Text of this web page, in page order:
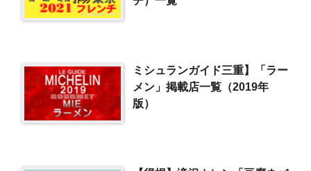
ミシュランガイド三重】「ラー
メン」掲載店一覧（2019年
版）